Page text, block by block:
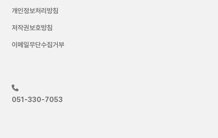
개인정보처리방침
저작권보호방침
이메일무단수집거부
051-330-7053